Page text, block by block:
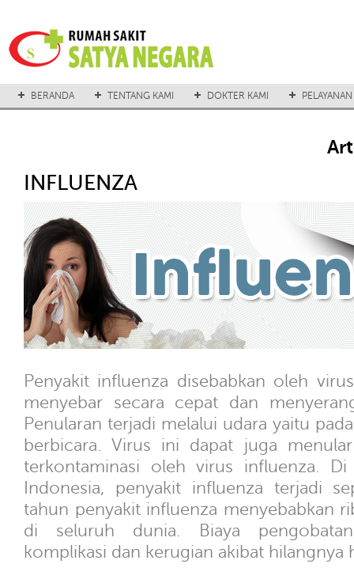
BERANDA TENTANG KAMI DOKTER KAMI PELAYANAN
INFLUENZA
Penyakit influenza disebabkan oleh
menyebar secara cepat dan
Penularan terjadi melalui udara yaitu
berbicara. Virus ini dapat juga
terkontaminasi oleh virus influenza.
Indonesia, penyakit influenza terjadi
tahun penyakit influenza menyebabkan
di seluruh dunia. Biaya
komplikasi dan kerugian akibat hilangnya